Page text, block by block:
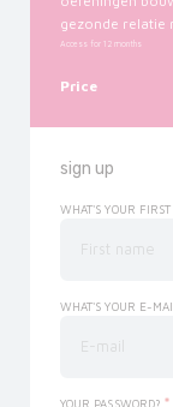
gezonde relatie
Access for 12 months
Price
sign up
WHAT'S YOUR
WHAT'S YOUR E-